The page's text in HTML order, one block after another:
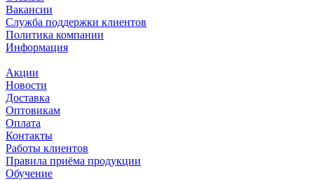
Вакансии
Служба поддержки клиентов
Политика компании
Информация
Акции
Новости
Доставка
Оптовикам
Оплата
Контакты
Работы клиентов
Правила приёма продукции
Обучение